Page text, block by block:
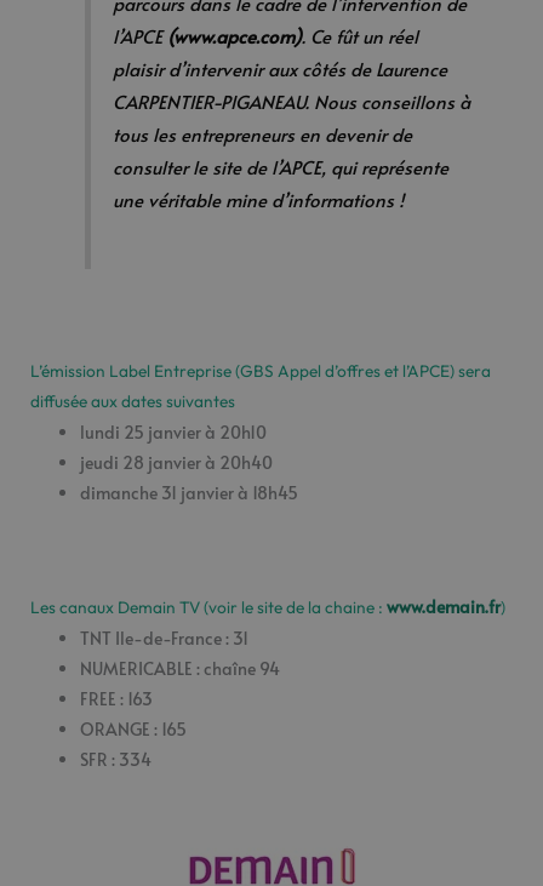
l’APCE(www.apce.com). Ce fût un réel
plaisir d’intervenir aux côtés de Laurence
CARPENTIER-PIGANEAU. Nous conseillons à
tous les entrepreneurs en devenir de
consulter le site de l’APCE, qui représente
une véritable mine d’informations !
L’émission Label Entreprise (GBS Appel d’offres et l’APCE) sera
diffusée aux dates suivantes
lundi 25 janvier à 20h10
jeudi 28 janvier à 20h40
dimanche 31 janvier à 18h45
Les canaux Demain TV (voir le site de la chaine : www.demain.fr)
TNT Ile-de-France : 31
NUMERICABLE : chaîne 94
FREE : 163
ORANGE : 165
SFR : 334